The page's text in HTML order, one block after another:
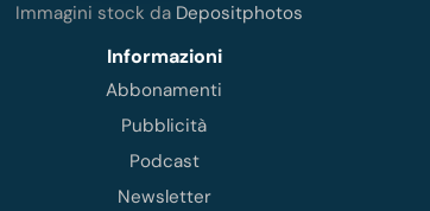
Immagini stock da Depositphotos
Informazioni
Abbonamenti
Pubblicità
Podcast
Newsletter